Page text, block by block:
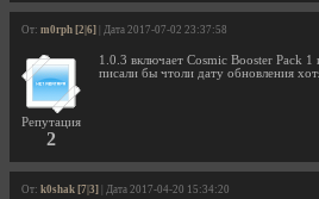
От: m0rph [2|6] | Дата 2017-07-02 23:37:58
Репутация
2
1.0.3 включает Cosmic Booster Pack 1
писали бы чтоли дату обновления
От: k0shak [7|3] | Дата 2017-04-20 15:34:20